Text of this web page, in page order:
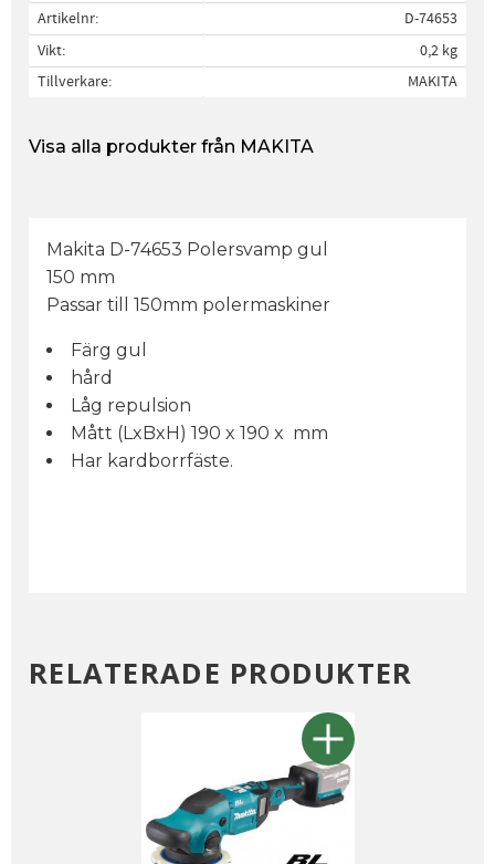
Artikelnr
D-74653
Vikt
0,2 kg
Tillverkare
MAKITA
Visa alla produkter från MAKITA
Makita D-74653 Polersvamp gul
150 mm
Passar till 150mm polermaskiner
Färg gul
hård
Låg repulsion
Mått (LxBxH) 190 x 190 x mm
Har kardborrfäste.
RELATERADE PRODUKTER